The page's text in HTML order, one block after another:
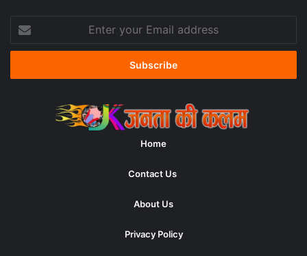
your
Email
Home
Contact Us
About Us
Privacy Policy